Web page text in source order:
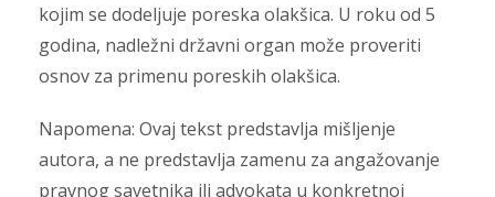
kojim se dodeljuje poreska olakšica. U roku od 5
godina, nadležni državni organ može proveriti
osnov za primenu poreskih olakšica.
Napomena: Ovaj tekst predstavlja mišljenje
autora, a ne predstavlja zamenu za angažovanje
pravnog savetnika ili advokata u konkretnoj